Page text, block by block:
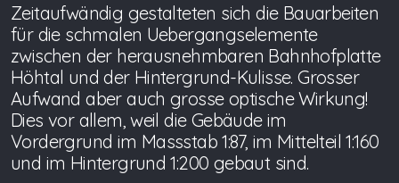
Zeitaufwändig gestalteten sich die Bauarbeiten
für die schmalen Uebergangselemente
zwischen der herausnehmbaren Bahnhofplatte
Höhtal und der Hintergrund-Kulisse. Grosser
Aufwand aber auch grosse optische Wirkung!
Dies vor allem, weil die Gebäude im
Vordergrund im Massstab 1:87, im Mittelteil 1:160
und im Hintergrund 1:200 gebaut sind.